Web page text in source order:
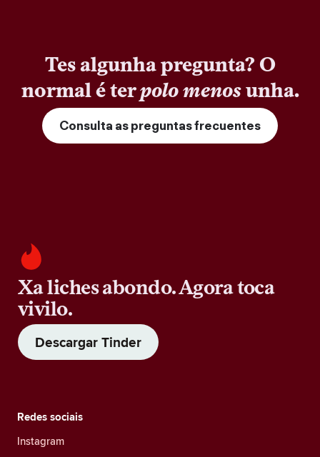
Tes algunha pregunta? O
normal é terpolo menosunha.
Consulta as preguntas frecuentes
Xa liches abondo. Agora toca
vivilo.
Descargar Tinder
Redes sociais
Instagram